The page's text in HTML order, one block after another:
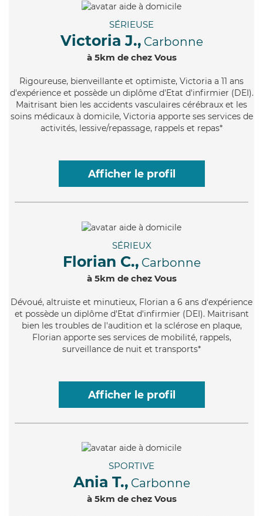
SÉRIEUSE
Victoria J., Carbonne
à 5km de chez Vous
Rigoureuse, bienveillante et optimiste, Victoria a 11 ans
d'expérience et possède un diplôme d'Etat d'infirmier (DEI).
Maitrisant bien les accidents vasculaires cérébraux et les
soins médicaux à domicile, Victoria apporte ses services de
activités, lessive/repassage, rappels et repas*
Afficher le profil
SÉRIEUX
Florian C., Carbonne
à 5km de chez Vous
Dévoué, altruiste et minutieux, Florian a 6 ans d'expérience
et possède un diplôme d'Etat d'infirmier (DEI). Maitrisant
bien les troubles de l'audition et la sclérose en plaque,
Florian apporte ses services de mobilité, rappels,
surveillance de nuit et transports*
Afficher le profil
SPORTIVE
Ania T., Carbonne
à 5km de chez Vous